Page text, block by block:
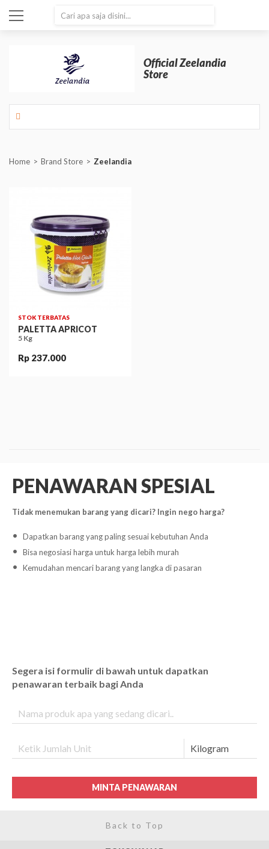
Official Zeelandia
Store
Home Brand Store Zeelandia
STOK TERBATAS
PALETTA APRICOT
5 Kg
Rp 237.000
PENAWARAN SPESIAL
Tidak menemukan barang yang dicari? Ingin nego harga?
Dapatkan barang yang paling sesuai kebutuhan Anda
Bisa negosiasi harga untuk harga lebih murah
Kemudahan mencari barang yang langka di pasaran
Segera isi formulir di bawah untuk dapatkan
penawaran terbaik bagi Anda
MINTA PENAWARAN
Back to Top